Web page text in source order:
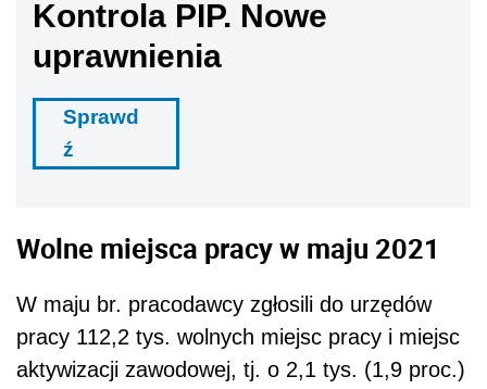
Kontrola PIP. Nowe
uprawnienia
Sprawd
ź
Wolne miejsca pracy w maju 2021
W maju br. pracodawcy zgłosili do urzędów
pracy 112,2 tys. wolnych miejsc pracy i miejsc
aktywizacji zawodowej, tj. o 2,1 tys. (1,9 proc.)